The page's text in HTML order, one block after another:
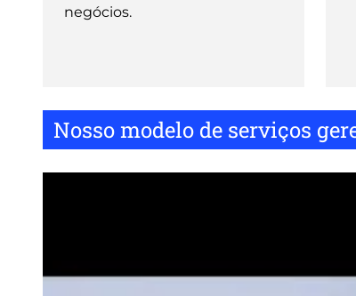
negócios.
Nosso modelo de serviços